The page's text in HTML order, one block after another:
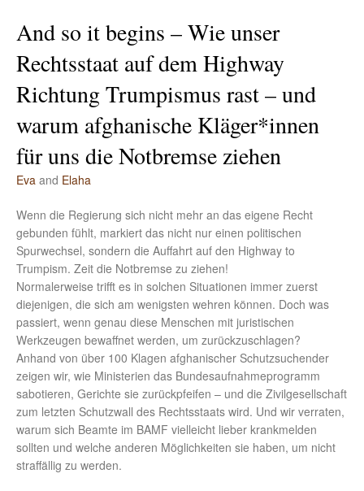
And so it begins – Wie unser
Rechtsstaat auf dem Highway
Richtung Trumpismus rast – und
warum afghanische Kläger*innen
für uns die Notbremse ziehen
Eva and Elaha
Wenn die Regierung sich nicht mehr an das eigene Recht
gebunden fühlt, markiert das nicht nur einen politischen
Spurwechsel, sondern die Auffahrt auf den Highway to
Trumpism. Zeit die Notbremse zu ziehen!
Normalerweise trifft es in solchen Situationen immer zuerst
diejenigen, die sich am wenigsten wehren können. Doch was
passiert, wenn genau diese Menschen mit juristischen
Werkzeugen bewaffnet werden, um zurückzuschlagen?
Anhand von über 100 Klagen afghanischer Schutzsuchender
zeigen wir, wie Ministerien das Bundesaufnahmeprogramm
sabotieren, Gerichte sie zurückpfeifen – und die Zivilgesellschaft
zum letzten Schutzwall des Rechtsstaats wird. Und wir verraten,
warum sich Beamte im BAMF vielleicht lieber krankmelden
sollten und welche anderen Möglichkeiten sie haben, um nicht
straffällig zu werden.